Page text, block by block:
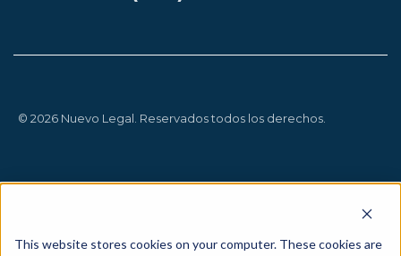
This website stores cookies on your computer. These cookies are
© 2026 Nuevo Legal. Reservados todos los derechos.